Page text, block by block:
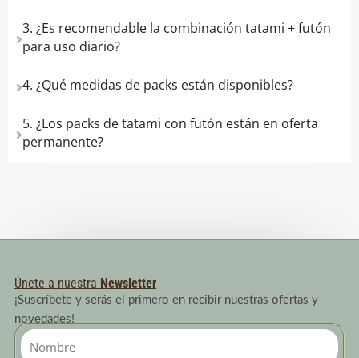
3. ¿Es recomendable la combinación tatami + futón
para uso diario?
4. ¿Qué medidas de packs están disponibles?
5. ¿Los packs de tatami con futón están en oferta
permanente?
Únete a nuestra Newsletter
¡Suscríbete y serás el primero en recibir nuestras ofertas y
novedades!
Nombre